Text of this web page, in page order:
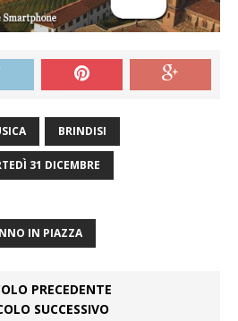
BRINDISI
31 DICEMBRE
IN PIAZZA
PRECEDENTE
SUCCESSIVO